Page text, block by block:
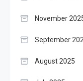
November
September
August 2025